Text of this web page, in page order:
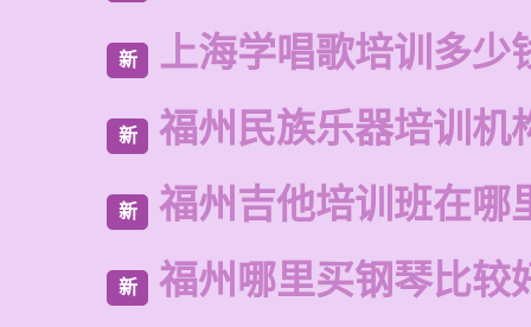
新 上海学唱歌培训多少
新 福州民族乐器培训机
新 福州吉他培训班在哪
新 福州哪里买钢琴比较